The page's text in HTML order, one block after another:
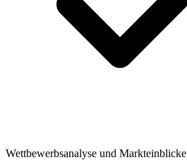
Wettbewerbsanalyse und Markteinblicke